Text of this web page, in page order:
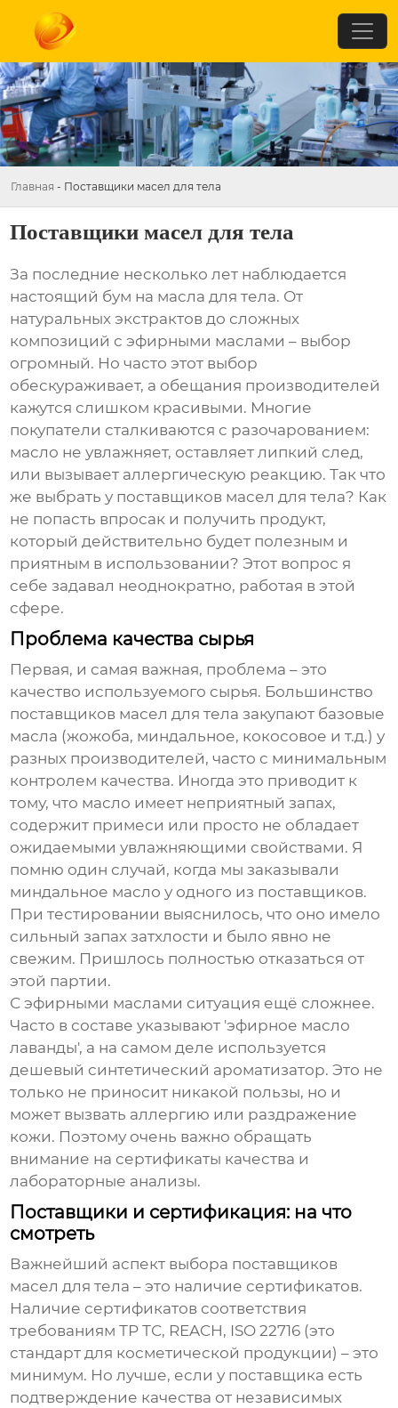
Главная - Поставщики масел для тела
Поставщики масел для тела
За последние несколько лет наблюдается
настоящий бум на масла для тела. От
натуральных экстрактов до сложных
композиций с эфирными маслами – выбор
огромный. Но часто этот выбор
обескураживает, а обещания производителей
кажутся слишком красивыми. Многие
покупатели сталкиваются с разочарованием:
масло не увлажняет, оставляет липкий след,
или вызывает аллергическую реакцию. Так что
же выбрать у поставщиков масел для тела? Как
не попасть впросак и получить продукт,
который действительно будет полезным и
приятным в использовании? Этот вопрос я
себе задавал неоднократно, работая в этой
сфере.
Проблема качества сырья
Первая, и самая важная, проблема – это
качество используемого сырья. Большинство
поставщиков масел для тела закупают базовые
масла (жожоба, миндальное, кокосовое и т.д.) у
разных производителей, часто с минимальным
контролем качества. Иногда это приводит к
тому, что масло имеет неприятный запах,
содержит примеси или просто не обладает
ожидаемыми увлажняющими свойствами. Я
помню один случай, когда мы заказывали
миндальное масло у одного из поставщиков.
При тестировании выяснилось, что оно имело
сильный запах затхлости и было явно не
свежим. Пришлось полностью отказаться от
этой партии.
С эфирными маслами ситуация ещё сложнее.
Часто в составе указывают 'эфирное масло
лаванды', а на самом деле используется
дешевый синтетический ароматизатор. Это не
только не приносит никакой пользы, но и
может вызвать аллергию или раздражение
кожи. Поэтому очень важно обращать
внимание на сертификаты качества и
лабораторные анализы.
Поставщики и сертификация: на что
смотреть
Важнейший аспект выбора поставщиков
масел для тела – это наличие сертификатов.
Наличие сертификатов соответствия
требованиям ТР ТС, REACH, ISO 22716 (это
стандарт для косметической продукции) – это
минимум. Но лучше, если у поставщика есть
подтверждение качества от независимых